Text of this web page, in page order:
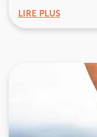
LIRE PLUS